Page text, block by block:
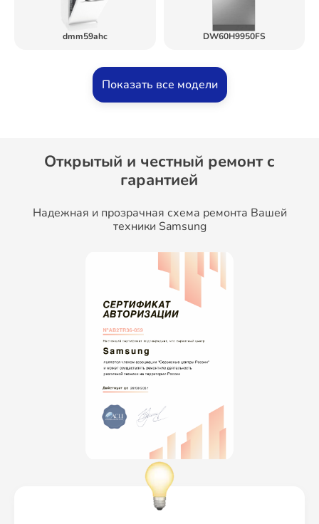
dmm59ahc DW60H9950FS
Показать все модели
Открытый и честный ремонт c
гарантией
Надежная и прозрачная схема ремонта Вашей
техники Samsung